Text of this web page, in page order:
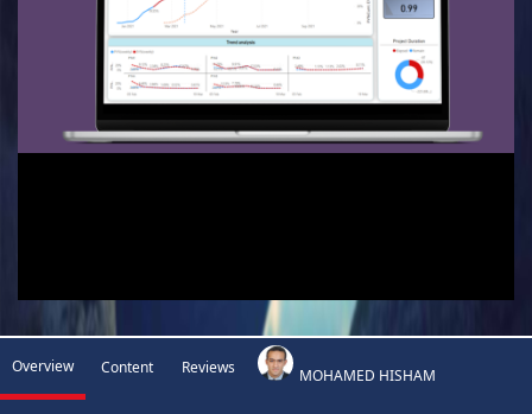
Overview Content Reviews MOHAMED HISHAM